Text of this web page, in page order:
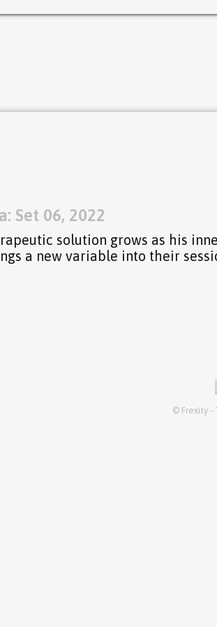
Set 06, 2022
solution grows as his
a new variable into their
© Frexity -